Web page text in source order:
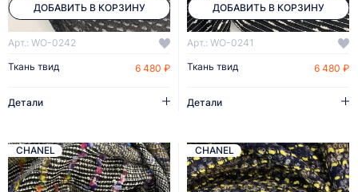
ДОБАВИТЬ В КОРЗИНУ
Арт.: WO-0242
Ткань твид
6 480 ₽
Детали
ДОБАВИТЬ В КОРЗИНУ
Арт.: WO-0241
Ткань твид
6 480 ₽
Детали
CHANEL CHANEL